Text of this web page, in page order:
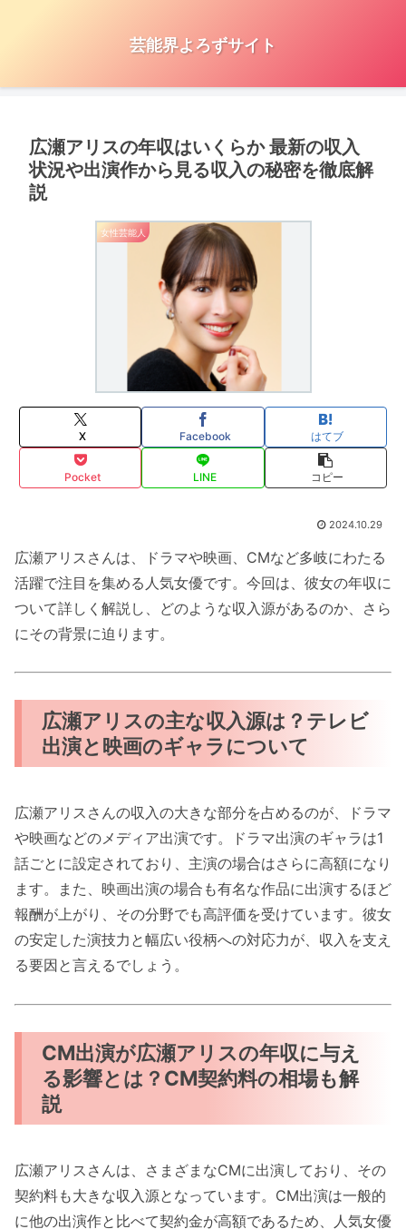
芸能界よろずサイト
広瀬アリスの年収はいくらか 最新の収入
状況や出演作から見る収入の秘密を徹底解
説
女性芸能人
X Facebook はてブ
Pocket LINE コピー
2024.10.29
広瀬アリスさんは、ドラマや映画、CMなど多岐にわたる
活躍で注目を集める人気女優です。今回は、彼女の年収に
ついて詳しく解説し、どのような収入源があるのか、さら
にその背景に迫ります。
広瀬アリスの主な収入源は？テレビ
出演と映画のギャラについて
広瀬アリスさんの収入の大きな部分を占めるのが、ドラマ
や映画などのメディア出演です。ドラマ出演のギャラは1
話ごとに設定されており、主演の場合はさらに高額になり
ます。また、映画出演の場合も有名な作品に出演するほど
報酬が上がり、その分野でも高評価を受けています。彼女
の安定した演技力と幅広い役柄への対応力が、収入を支え
る要因と言えるでしょう。
CM出演が広瀬アリスの年収に与え
る影響とは？CM契約料の相場も解
説
広瀬アリスさんは、さまざまなCMに出演しており、その
契約料も大きな収入源となっています。CM出演は一般的
に他の出演作と比べて契約金が高額であるため、人気女優